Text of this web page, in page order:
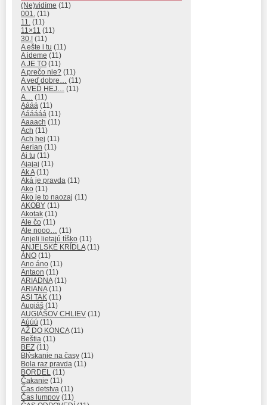
(Ne)vidíme (11)
001. (11)
11. (11)
11×11 (11)
30.! (11)
A ešte i tu (11)
A ideme (11)
A JE TO (11)
A prečo nie? (11)
A veď dobre… (11)
A VEĎ HEJ… (11)
A… (11)
Aááá (11)
Áááááá (11)
Aaaach (11)
Ach (11)
Ach hej (11)
Aerian (11)
Aj tu (11)
Ajajaj (11)
Ak A(11)
Aká je pravda (11)
Ako (11)
Ako je to naozaj (11)
AKOBY (11)
Akotak (11)
Ale čo (11)
Ale nooo… (11)
Anjeli lietajú tíško (11)
ANJELSKÉ KRÍDLA(11)
ÁNO (11)
Ano áno (11)
Antaon (11)
ARIADNA(11)
ARIANA(11)
ASI TAK (11)
Augiáš (11)
AUGIÁŠOV CHLIEV (11)
Aúúú (11)
AŽ DO KONCA(11)
Beštia (11)
BEZ (11)
Blýskanie na časy (11)
Bola raz pravda (11)
BORDEL (11)
Čakanie (11)
Čas detstva (11)
Čas lumpov (11)